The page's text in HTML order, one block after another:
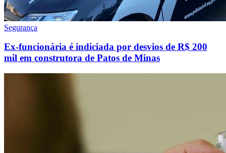
Segurança
Ex-funcionária é indiciada por desvios de R$ 200
mil em construtora de Patos de Minas